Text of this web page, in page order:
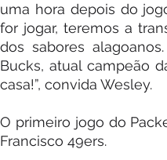
uma hora depois do
for jogar, teremos a
dos sabores
Bucks, atual campeão
casa!”, convida Wesley.
O primeiro jogo do
Francisco 49ers.